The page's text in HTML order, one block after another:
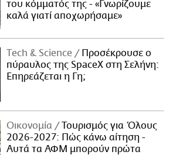
του κόμματός της - «Γνωρίζουμε
καλά γιατί αποχωρήσαμε»
Τech & Science
Προσέκρουσε ο
πύραυλος της SpaceX στη Σελήνη:
Επηρεάζεται η Γη;
Οικονομία
Τουρισμός για Όλους
2026-2027: Πώς κάνω αίτηση -
Αυτά τα ΑΦΜ μπορούν πρώτα